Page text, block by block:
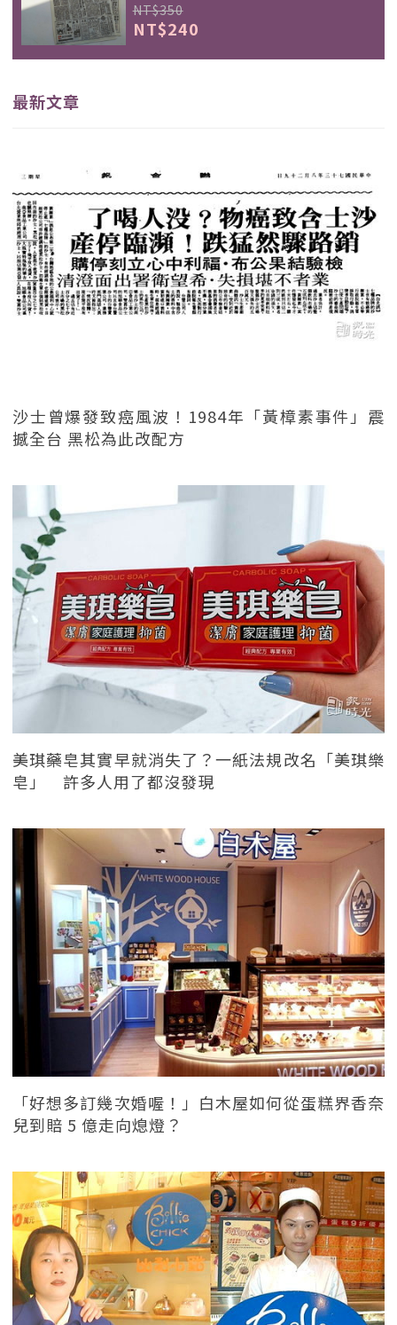
NT$350
NT$240
最新文章
沙士曾爆發致癌風波！1984年「黃樟素事件」震
撼全台 黑松為此改配方
美琪藥皂其實早就消失了？一紙法規改名「美琪樂
皂」 許多人用了都沒發現
「好想多訂幾次婚喔！」白木屋如何從蛋糕界香奈
兒到賠 5 億走向熄燈？